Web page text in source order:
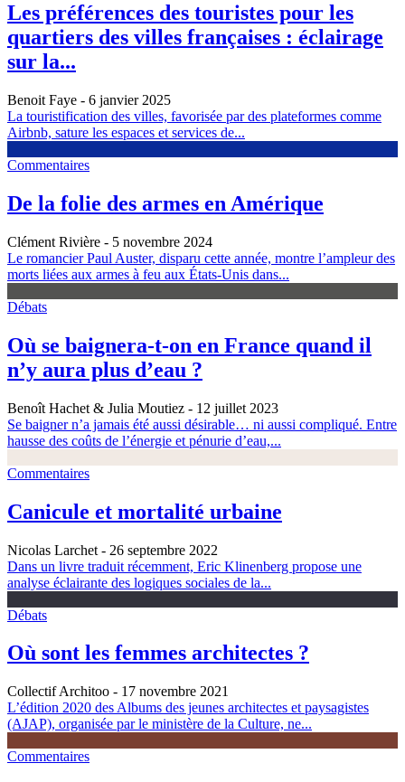
Les préférences des touristes pour les
quartiers des villes françaises : éclairage
sur la...
Benoit Faye - 6 janvier 2025
La touristification des villes, favorisée par des plateformes comme
Airbnb, sature les espaces et services de...
Commentaires
De la folie des armes en Amérique
Clément Rivière - 5 novembre 2024
Le romancier Paul Auster, disparu cette année, montre l’ampleur des
morts liées aux armes à feu aux États-Unis dans...
Débats
Où se baignera-t-on en France quand il
n’y aura plus d’eau ?
Benoît Hachet & Julia Moutiez - 12 juillet 2023
Se baigner n’a jamais été aussi désirable… ni aussi compliqué. Entre
hausse des coûts de l’énergie et pénurie d’eau,...
Commentaires
Canicule et mortalité urbaine
Nicolas Larchet - 26 septembre 2022
Dans un livre traduit récemment, Eric Klinenberg propose une
analyse éclairante des logiques sociales de la...
Débats
Où sont les femmes architectes ?
Collectif Architoo - 17 novembre 2021
L’édition 2020 des Albums des jeunes architectes et paysagistes
(AJAP), organisée par le ministère de la Culture, ne...
Commentaires